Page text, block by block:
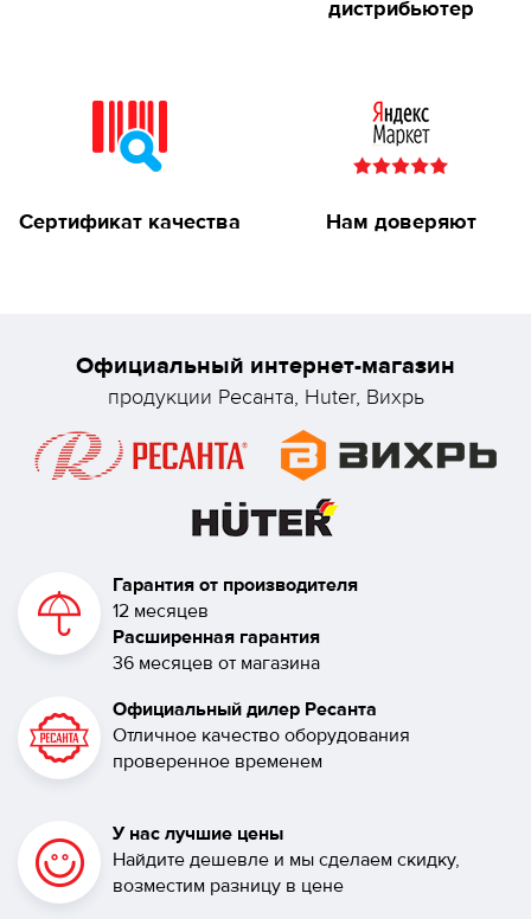
дистрибьютер
Сертификат качества Нам доверяют
Официальный интернет-магазин
продукции Ресанта, Huter, Вихрь
Гарантия от производителя
12 месяцев
Расширенная гарантия
36 месяцев от магазина
Официальный дилер Ресанта
Отличное качество оборудования
проверенное временем
У нас лучшие цены
Найдите дешевле и мы сделаем скидку,
возместим разницу в цене